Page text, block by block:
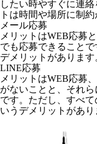
したい時やすぐに連
トは時間や場所に制約
メール応募
メリットはWEB応募
でも応募できること
デメリットがあります
LINE応募
メリットはWEB応募
がないことと、それ
です。ただし、すべ
いうデメリットがあり